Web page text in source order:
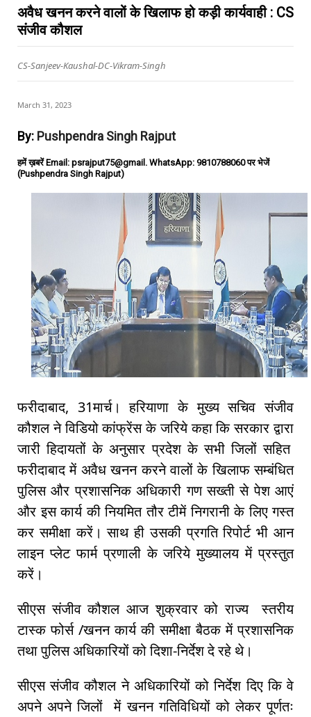
अवैध खनन करने वालों के खिलाफ हो कड़ी कार्यवाही : CS
संजीव कौशल
CS-Sanjeev-Kaushal-DC-Vikram-Singh
March 31, 2023
By: Pushpendra Singh Rajput
हमें ख़बरें Email: psrajput75@gmail. WhatsApp: 9810788060 पर भेजें
(Pushpendra Singh Rajput)
फरीदाबाद, 31मार्च। हरियाणा के मुख्य सचिव संजीव
कौशल ने विडियो कांफ्रेंस के जरिये कहा कि सरकार द्वारा
जारी हिदायतों के अनुसार प्रदेश के सभी जिलों सहित
फरीदाबाद में अवैध खनन करने वालों के खिलाफ सम्बंधित
पुलिस और प्रशासनिक अधिकारी गण सख्ती से पेश आएं
और इस कार्य की नियमित तौर टीमें निगरानी के लिए गस्त
कर समीक्षा करें। साथ ही उसकी प्रगति रिपोर्ट भी आन
लाइन प्लेट फार्म प्रणाली के जरिये मुख्यालय में प्रस्तुत
करें।
सीएस संजीव कौशल आज शुक्रवार को राज्य स्तरीय
टास्क फोर्स /खनन कार्य की समीक्षा बैठक में प्रशासनिक
तथा पुलिस अधिकारियों को दिशा-निर्देश दे रहे थे।
सीएस संजीव कौशल ने अधिकारियों को निर्देश दिए कि वे
अपने अपने जिलों में खनन गतिविधियों को लेकर पूर्णतः